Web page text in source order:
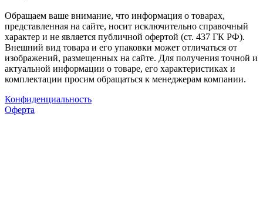
Обращаем ваше внимание, что информация о товарах,
представленная на сайте, носит исключительно справочный
характер и не является публичной офертой (ст. 437 ГК РФ).
Внешний вид товара и его упаковки может отличаться от
изображений, размещенных на сайте. Для получения точной и
актуальной информации о товаре, его характеристиках и
комплектации просим обращаться к менеджерам компании.
Конфиденциальность
Оферта